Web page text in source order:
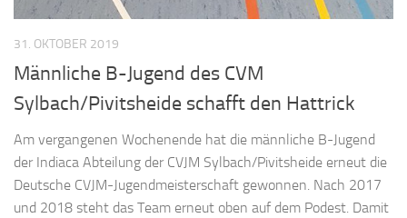
31. OKTOBER 2019
Männliche B-Jugend des CVM
Sylbach/Pivitsheide schafft den Hattrick
Am vergangenen Wochenende hat die männliche B-Jugend
der Indiaca Abteilung der CVJM Sylbach/Pivitsheide erneut die
Deutsche CVJM-Jugendmeisterschaft gewonnen. Nach 2017
und 2018 steht das Team erneut oben auf dem Podest. Damit